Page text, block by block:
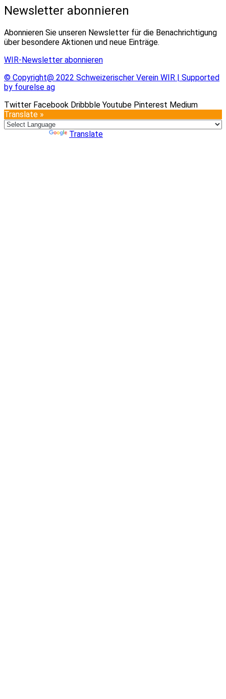
Newsletter abonnieren
Abonnieren Sie unseren Newsletter für die Benachrichtigung
über besondere Aktionen und neue Einträge.
WIR-Newsletter abonnieren
© Copyright@ 2022 Schweizerischer Verein WIR | Supported
by fourelse ag
Twitter Facebook Dribbble Youtube Pinterest Medium
Translate »
Translate